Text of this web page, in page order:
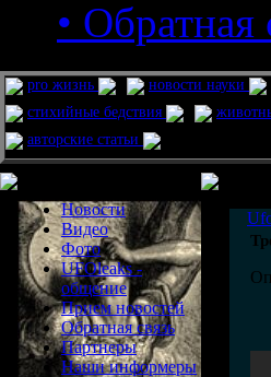
• Обратная
pro жизнь новости науки
стихийные бедствия
авторские статьи
Новости
Видео
Фото
UFOleaks -
общение
Прием новостей
Обратная связь
Партнеры
Наши информеры